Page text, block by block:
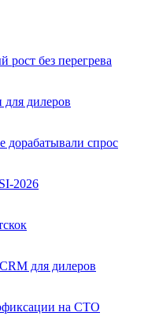
без перегрева
дилеров
спрос
2026
для дилеров
на СТО